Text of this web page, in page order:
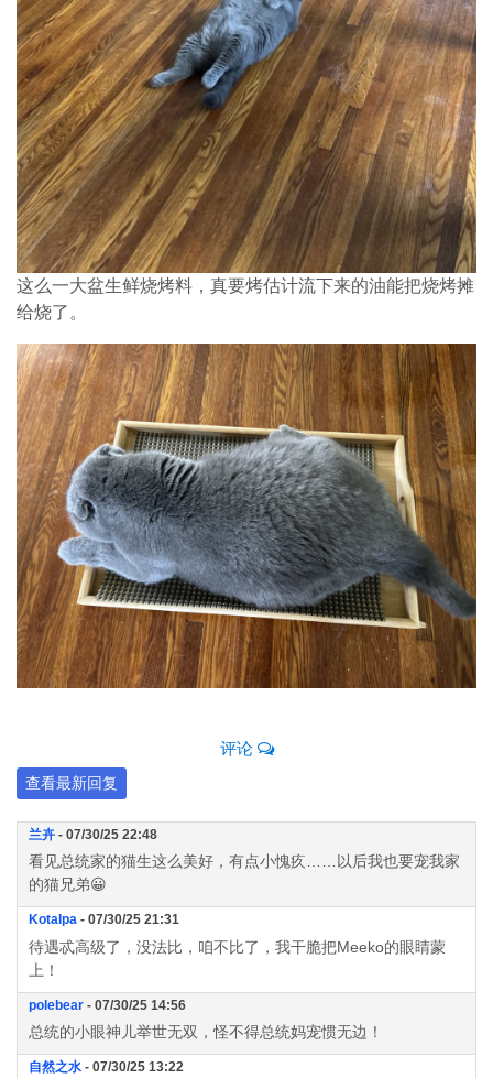
这么一大盆生鲜烧烤料，真要烤估计流下来的油能把烧烤摊
给烧了。
评论
查看最新回复
兰卉 - 07/30/25 22:48
看见总统家的猫生这么美好，有点小愧疚……以后我也要宠我家
的猫兄弟😀
Kotalpa - 07/30/25 21:31
待遇忒高级了，没法比，咱不比了，我干脆把Meeko的眼睛蒙
上！
polebear - 07/30/25 14:56
总统的小眼神儿举世无双，怪不得总统妈宠惯无边！
自然之水 - 07/30/25 13:22